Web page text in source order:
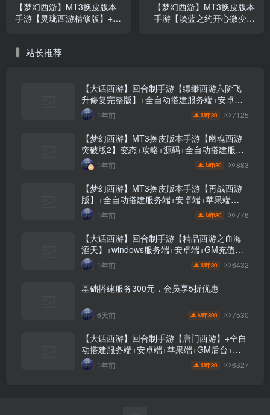
【梦幻西游】MT3换皮版本
手游【灵珑西游精修版】+全
【梦幻西游】MT3换皮版本
手游【淡蓝之约开心微变】
站长推荐
【大话西游】回合制手游【缥缈西游六阶飞
升修复完整版】+全自动搭建服务端+安卓端
+苹果端+GM后台+视频搭建教程
1年前 M币30 7125
【梦幻西游】MT3换皮版本手游【幽魂西游
突破版2】变态+攻略+源码+全自动搭建服务
端+安卓端+苹果端+GM后台+玩家授权后台
+视频搭建教程
1年前 M币30 883
【梦幻西游】MT3换皮版本手游【再战西游
版】+全自动搭建服务端+安卓端+苹果端
+GM后台+源码+玩家授权后台+视频搭建教
程
1年前 M币30 776
【大话西游】回合制手游【精品西游之血海
滔天】+windows服务端+安卓端+GM充值后
台+视频搭建教程
1年前 M币30 6432
基础搭建服务300元，会员享5折优惠
6天前 M币300 7530
【大话西游】回合制手游【唐门西游】+全自
动搭建服务端+安卓端+苹果端+GM后台+视
频搭建教程
1年前 M币30 6327